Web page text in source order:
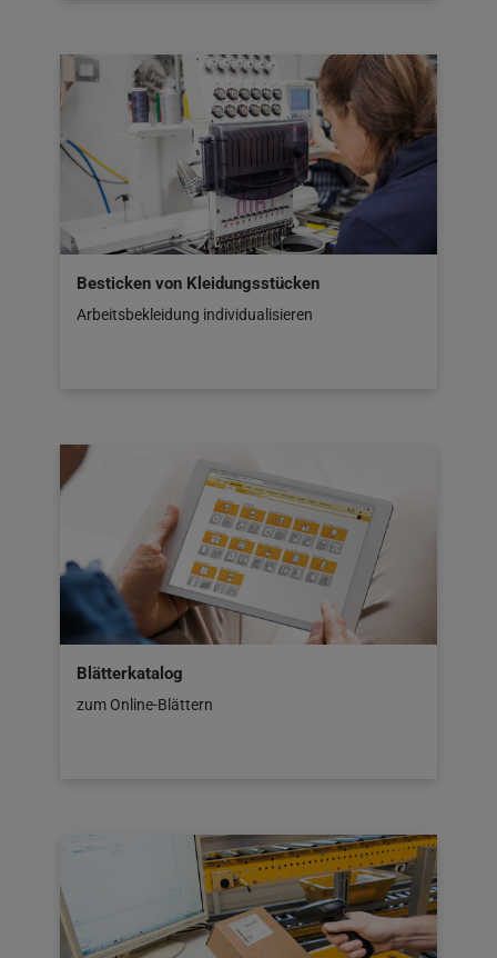
Besticken von Kleidungsstücken
Arbeitsbekleidung individualisieren
Blätterkatalog
zum Online-Blättern